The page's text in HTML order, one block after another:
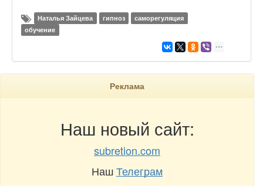
Наталья Зайцева гипноз
саморегуляция
обучение
Реклама
Наш новый сайт:
subretion.com
НашТелеграм